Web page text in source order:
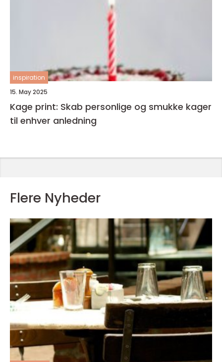
inspiration
15. May 2025
Kage print: Skab personlige og smukke kager
til enhver anledning
Flere Nyheder